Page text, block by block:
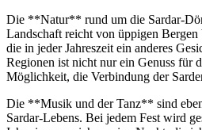
Die⁤ **Natur**‍ rund um die⁣ Sardar-
Landschaft reicht ​von üppigen
die in jeder Jahreszeit⁣ ein anderes
Regionen ist nicht nur⁤ ein Genuss für
Möglichkeit, die Verbindung der
Die **Musik ⁣und der Tanz** sind
Sardar-Lebens. ​Bei jedem⁤ Fest wird⁤